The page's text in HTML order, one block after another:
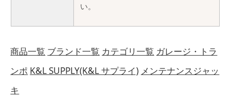
い。
商品一覧 ブランド一覧 カテゴリ一覧 ガレージ・トラ
ンポ K&L SUPPLY(K&L サプライ) メンテナンスジャッ
キ